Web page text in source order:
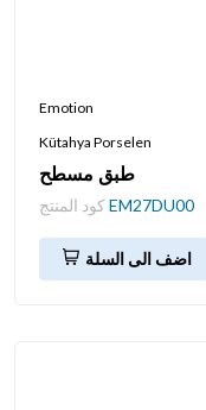
Emotion
Kütahya Porselen
طبق مسطح
EM27DU00
اضف الى السلة